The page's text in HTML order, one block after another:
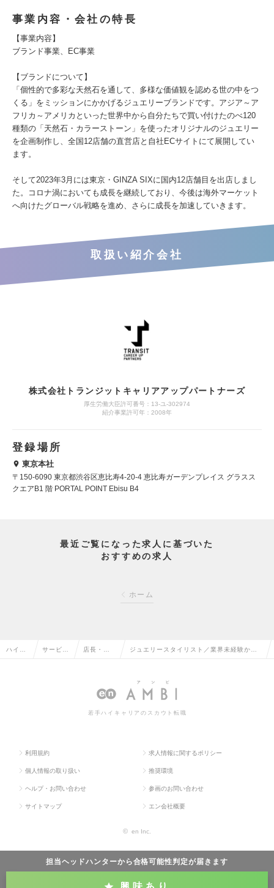
事業内容・会社の特長
【事業内容】
ブランド事業、EC事業
【ブランドについて】
「個性的で多彩な天然石を通して、多様な価値観を認める世の中をつ
くる」をミッションにかかげるジュエリーブランドです。アジア～ア
フリカ～アメリカといった世界中から自分たちで買い付けたのべ120
種類の「天然石・カラーストーン」を使ったオリジナルのジュエリー
を企画制作し、全国12店舗の直営店と自社ECサイトにて展開してい
ます。
そして2023年3月には東京・GINZA SIXに国内12店舗目を出店しまし
た。コロナ渦においても成長を継続しており、今後は海外マーケット
へ向けたグローバル戦略を進め、さらに成長を加速していきます。
取扱い紹介会社
株式会社トランジットキャリアアップパートナーズ
厚生労働大臣許可番号：13-ユ-302974
紹介事業許可年：2008年
登録場所
東京本社
〒150-6090 東京都渋谷区恵比寿4-20-4 恵比寿ガーデンプレイス グラスス
クエアB1 階 PORTAL POINT Ebisu B4
最近ご覧になった求人に基づいた
おすすめの求人
ホーム
担当ヘッドハンターから合格可能性判定が届きます
ハイク サービ 店長・販
管理の転
ジュエリースタイリスト／業界未経験から
売上好調のブランドの求人情報
若手ハイキャリアのスカウト転職
利用規約 求人情報に関するポリシー
個人情報の取り扱い 推奨環境
ヘルプ・お問い合わせ 参画のお問い合わせ
サイトマップ エン会社概要
© en Inc.